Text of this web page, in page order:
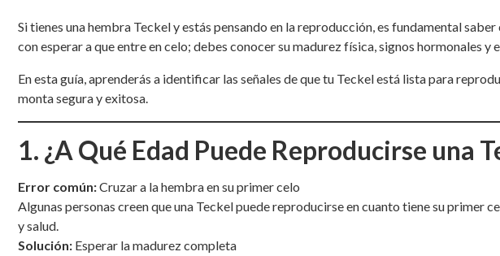
Si tienes una hembra Teckel y estás pensando en la reproducción, es fundamental
con esperar a que entre en celo; debes conocer su madurez física, signos hormonales
En esta guía, aprenderás a identificar las señales de que tu Teckel está lista para
monta segura y exitosa.
1. ¿A Qué Edad Puede Reproducirse una
Error común:Cruzar a la hembra en su primer celo
Algunas personas creen que una Teckel puede reproducirse en cuanto tiene su primer
y salud.
Solución: Esperar la madurez completa